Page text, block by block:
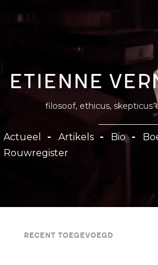
inhoud
gaan
Etienne
filosoof, ethicus, skepticus
Hoofdnavigatie
Actueel Artikels Bio
Rouwregister
Recent toegevoegd